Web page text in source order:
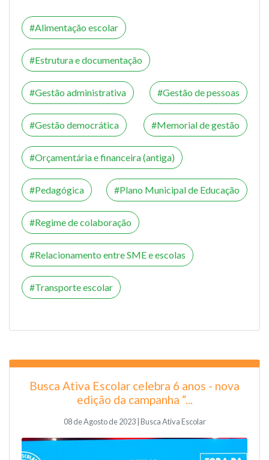
Alimentação escolar
Estrutura e documentação
Gestão administrativa Gestão de pessoas
Gestão democrática Memorial de gestão
Orçamentária e financeira (antiga)
Pedagógica Plano Municipal de Educação
Regime de colaboração
Relacionamento entre SME e escolas
Transporte escolar
Busca Ativa Escolar celebra 6 anos - nova
edição da campanha “...
08 de Agosto de 2023 | Busca Ativa Escolar